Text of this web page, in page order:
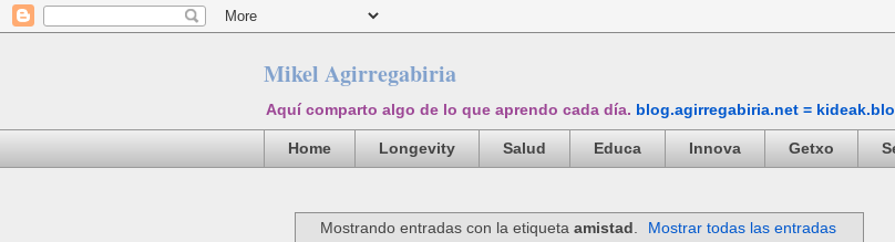
Mikel Agirregabiria
Aquí comparto algo de lo que aprendo cada día. blog.agirregabiria.net =
Home Longevity Salud Educa Innova Getxo
Mostrando entradas con la etiqueta amistad Mostrar todas las entradas